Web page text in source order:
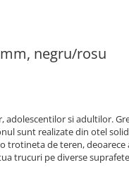
negru/rosu
adolescentilor si adultilor.
sunt realizate din otel
trotineta de teren, deoarece
trucuri pe diverse